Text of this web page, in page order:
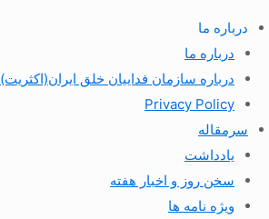
درباره ما
درباره ما
درباره سازمان فداییان خلق ایران(اکثریت)
Privacy Policy
سرمقاله
یادداشت
سخن روز و اخبار هفته
ویژه نامه ها